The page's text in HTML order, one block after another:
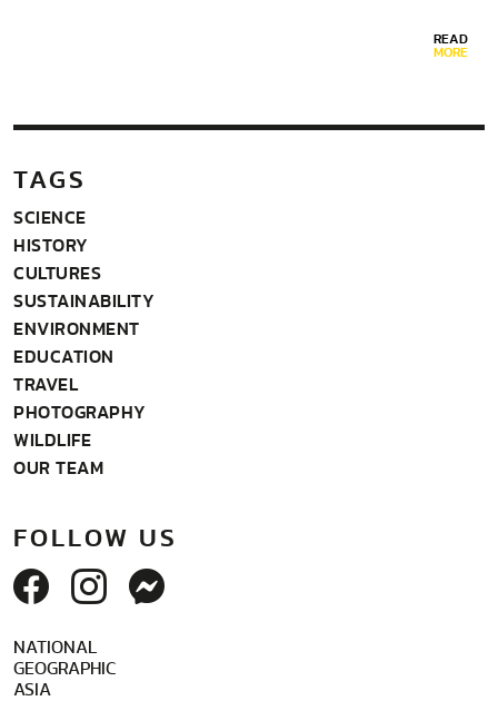
READ
MORE
TAGS
SCIENCE
HISTORY
CULTURES
SUSTAINABILITY
ENVIRONMENT
EDUCATION
TRAVEL
PHOTOGRAPHY
WILDLIFE
OUR TEAM
FOLLOW US
NATIONAL
GEOGRAPHIC
ASIA